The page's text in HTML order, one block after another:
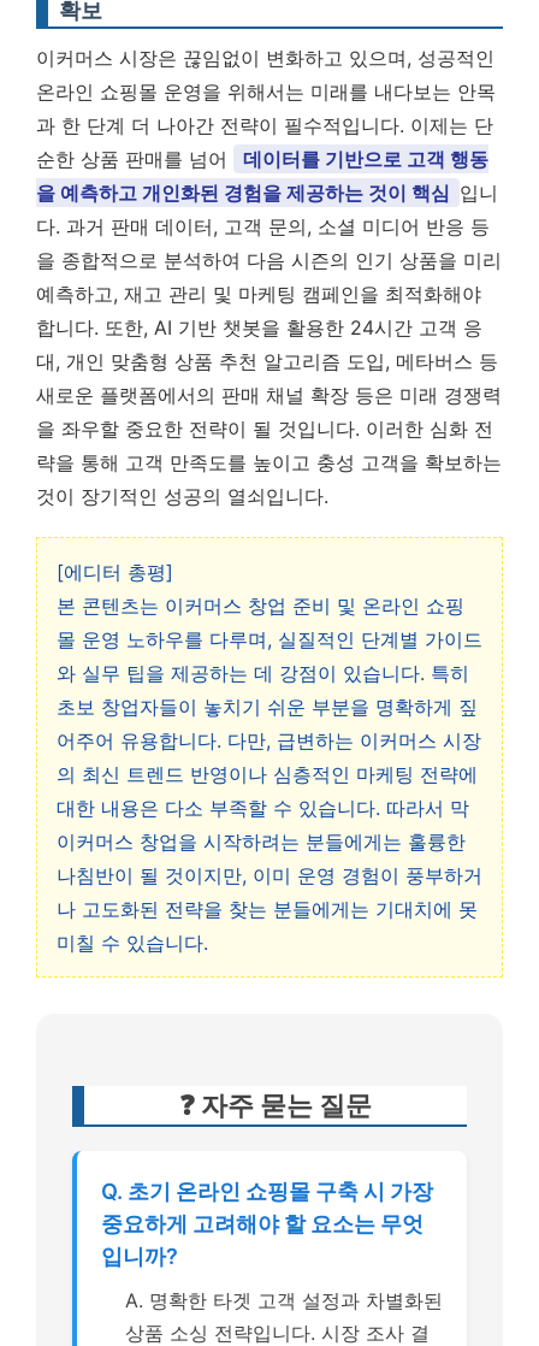
확보
이커머스 시장은 끊임없이 변화하고 있으며, 성공적인
온라인 쇼핑몰 운영을 위해서는 미래를 내다보는 안목
과 한 단계 더 나아간 전략이 필수적입니다. 이제는 단
순한 상품 판매를 넘어
데이터를 기반으로 고객 행동
을 예측하고 개인화된 경험을 제공하는 것이 핵심 입니
다. 과거 판매 데이터, 고객 문의, 소셜 미디어 반응 등
을 종합적으로 분석하여 다음 시즌의 인기 상품을 미리
예측하고, 재고 관리 및 마케팅 캠페인을 최적화해야
합니다. 또한, AI 기반 챗봇을 활용한 24시간 고객 응
대, 개인 맞춤형 상품 추천 알고리즘 도입, 메타버스 등
새로운 플랫폼에서의 판매 채널 확장 등은 미래 경쟁력
을 좌우할 중요한 전략이 될 것입니다. 이러한 심화 전
략을 통해 고객 만족도를 높이고 충성 고객을 확보하는
것이 장기적인 성공의 열쇠입니다.
[에디터 총평]
본 콘텐츠는 이커머스 창업 준비 및 온라인 쇼핑
몰 운영 노하우를 다루며, 실질적인 단계별 가이드
와 실무 팁을 제공하는 데 강점이 있습니다. 특히
초보 창업자들이 놓치기 쉬운 부분을 명확하게 짚
어주어 유용합니다. 다만, 급변하는 이커머스 시장
의 최신 트렌드 반영이나 심층적인 마케팅 전략에
대한 내용은 다소 부족할 수 있습니다. 따라서 막
이커머스 창업을 시작하려는 분들에게는 훌륭한
나침반이 될 것이지만, 이미 운영 경험이 풍부하거
나 고도화된 전략을 찾는 분들에게는 기대치에 못
미칠 수 있습니다.
❓ 자주 묻는 질문
Q. 초기 온라인 쇼핑몰 구축 시 가장
중요하게 고려해야 할 요소는 무엇
입니까?
A. 명확한 타겟 고객 설정과 차별화된
상품 소싱 전략입니다. 시장 조사 결